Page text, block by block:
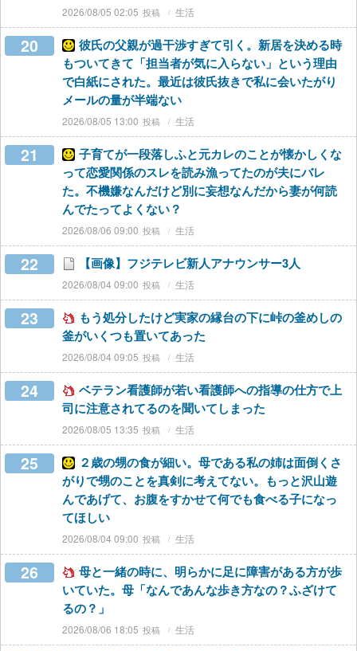
2026/08/05 02:05 生活
20
彼氏の父親が過干渉すぎて引く。新居を決める時
もついてきて「担当者が気に入らない」という理由
で白紙にされた。最近は彼氏抜きで私に会いたがり
メールの量が半端ない
2026/08/05 13:00 生活
21
子育てが一段落しふと元カレのことが懐かしくな
って恋愛関係のスレを読み漁ってたのが夫にバレ
た。不機嫌なんだけど別に妄想なんだから妻が何読
んでたってよくない？
2026/08/06 09:00 生活
22 【画像】フジテレビ新人アナウンサー3人
2026/08/04 09:00 生活
23
もう処分したけど実家の縁台の下に峠の釜めしの
釜がいくつも置いてあった
2026/08/04 09:05 生活
24
ベテラン看護師が若い看護師への指導の仕方で上
司に注意されてるのを聞いてしまった
2026/08/05 13:35 生活
25
２歳の甥の食が細い。母である私の姉は面倒くさ
がりで甥のことを真剣に考えてない。もっと沢山遊
んであげて、お腹をすかせて何でも食べる子になっ
てほしい
2026/08/04 09:00 生活
26
母と一緒の時に、明らかに足に障害がある方が歩
いていた。母「なんであんな歩き方なの？ふざけて
るの？」
2026/08/06 18:05 生活